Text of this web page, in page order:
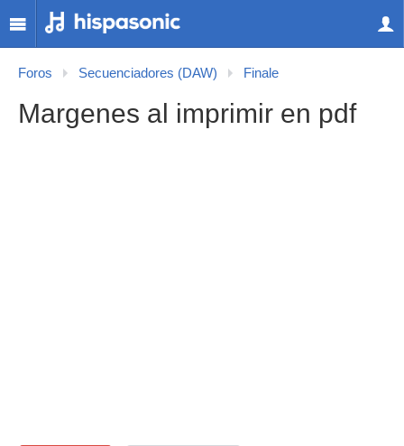
Foros Secuenciadores (DAW) Finale
Margenes al imprimir en pdf